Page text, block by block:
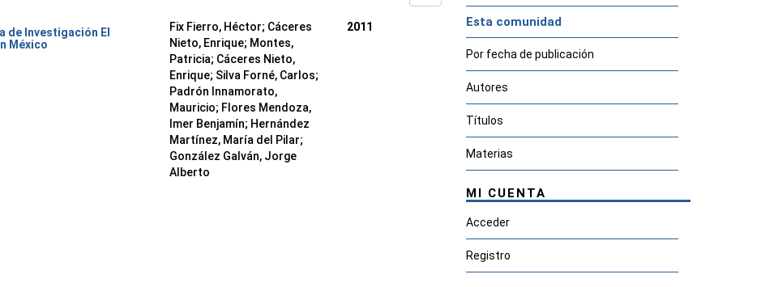
de Investigación El
México
Fix Fierro, Héctor; Cáceres
Nieto, Enrique; Montes,
Patricia; Cáceres Nieto,
Enrique; Silva Forné, Carlos;
Padrón Innamorato,
Mauricio; Flores Mendoza,
Imer Benjamín; Hernández
Martínez, María del Pilar;
González Galván, Jorge
Alberto
2011 Esta comunidad
Por fecha de publicación
Autores
Títulos
Materias
MI CUENTA
Acceder
Registro